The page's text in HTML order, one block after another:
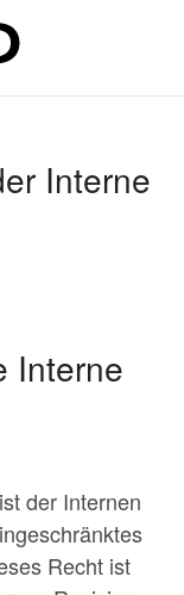
Interne
Interne
der Internen
Recht ist